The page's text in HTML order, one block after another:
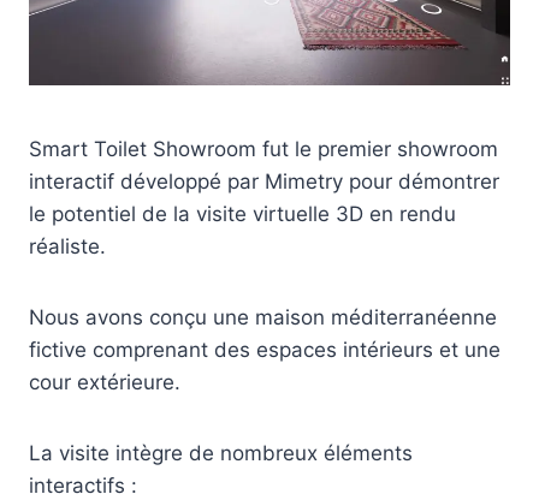
Smart Toilet Showroom fut le premier showroom
interactif développé par Mimetry pour démontrer
le potentiel de la visite virtuelle 3D en rendu
réaliste.
Nous avons conçu une maison méditerranéenne
fictive comprenant des espaces intérieurs et une
cour extérieure.
La visite intègre de nombreux éléments
interactifs :